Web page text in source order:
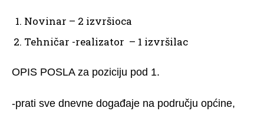
Novinar – 2 izvršioca
Tehničar -realizator – 1 izvršilac
OPIS POSLA za poziciju pod 1.
-prati sve dnevne događaje na području općine,